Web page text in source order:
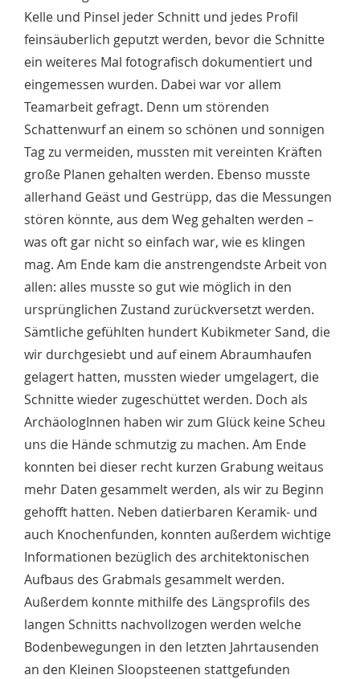
Kelle und Pinsel jeder Schnitt und jedes Profil
feinsäuberlich geputzt werden, bevor die Schnitte
ein weiteres Mal fotografisch dokumentiert und
eingemessen wurden. Dabei war vor allem
Teamarbeit gefragt. Denn um störenden
Schattenwurf an einem so schönen und sonnigen
Tag zu vermeiden, mussten mit vereinten Kräften
große Planen gehalten werden. Ebenso musste
allerhand Geäst und Gestrüpp, das die Messungen
stören könnte, aus dem Weg gehalten werden –
was oft gar nicht so einfach war, wie es klingen
mag. Am Ende kam die anstrengendste Arbeit von
allen: alles musste so gut wie möglich in den
ursprünglichen Zustand zurückversetzt werden.
Sämtliche gefühlten hundert Kubikmeter Sand, die
wir durchgesiebt und auf einem Abraumhaufen
gelagert hatten, mussten wieder umgelagert, die
Schnitte wieder zugeschüttet werden. Doch als
ArchäologInnen haben wir zum Glück keine Scheu
uns die Hände schmutzig zu machen. Am Ende
konnten bei dieser recht kurzen Grabung weitaus
mehr Daten gesammelt werden, als wir zu Beginn
gehofft hatten. Neben datierbaren Keramik- und
auch Knochenfunden, konnten außerdem wichtige
Informationen bezüglich des architektonischen
Aufbaus des Grabmals gesammelt werden.
Außerdem konnte mithilfe des Längsprofils des
langen Schnitts nachvollzogen werden welche
Bodenbewegungen in den letzten Jahrtausenden
an den Kleinen Sloopsteenen stattgefunden